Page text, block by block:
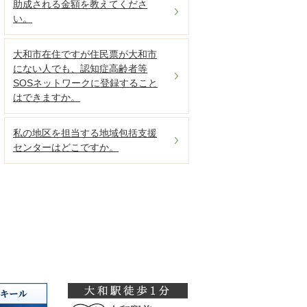
助成される金額を教えてくださ
い。
大和市在住ですが住民票が大和市
にない人でも、認知症高齢者等
SOSネットワークに登録すること
はできますか。
私の地区を担当する地域包括支援
センターはどこですか。